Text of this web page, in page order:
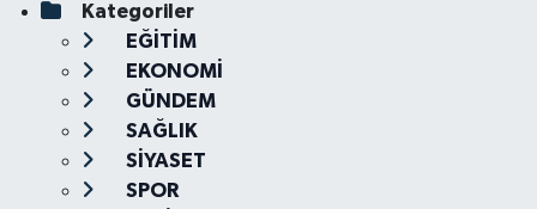
Kategoriler
EĞİTİM
EKONOMİ
GÜNDEM
SAĞLIK
SİYASET
SPOR